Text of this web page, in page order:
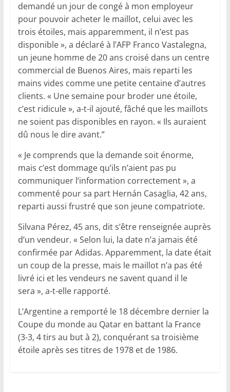
demandé un jour de congé à mon employeur
pour pouvoir acheter le maillot, celui avec les
trois étoiles, mais apparemment, il n’est pas
disponible », a déclaré à l’AFP Franco Vastalegna,
un jeune homme de 20 ans croisé dans un centre
commercial de Buenos Aires, mais reparti les
mains vides comme une petite centaine d’autres
clients. « Une semaine pour broder une étoile,
c’est ridicule », a-t-il ajouté, fâché que les maillots
ne soient pas disponibles en rayon. « Ils auraient
dû nous le dire avant.”
« Je comprends que la demande soit énorme,
mais c’est dommage qu’ils n’aient pas pu
communiquer l’information correctement », a
commenté pour sa part Hernán Casaglia, 42 ans,
reparti aussi frustré que son jeune compatriote.
Silvana Pérez, 45 ans, dit s’être renseignée auprès
d’un vendeur. « Selon lui, la date n’a jamais été
confirmée par Adidas. Apparemment, la date était
un coup de la presse, mais le maillot n’a pas été
livré ici et les vendeurs ne savent quand il le
sera », a-t-elle rapporté.
L’Argentine a remporté le 18 décembre dernier la
Coupe du monde au Qatar en battant la France
(3-3, 4 tirs au but à 2), conquérant sa troisième
étoile après ses titres de 1978 et de 1986.